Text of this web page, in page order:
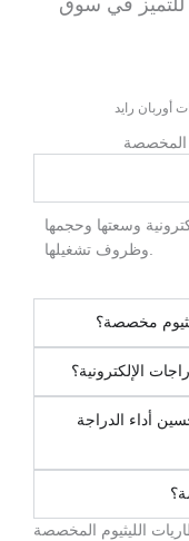
للتميز في سوق
أوربان رايد
المخصصة
وسعتها وحجمها
وظروف تشغيلها.
مخصصة؟
الإلكترونية؟
أداء الدراجة
الليثيوم المخصصة